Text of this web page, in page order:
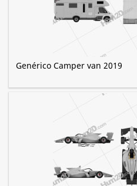
Genérico Camper van 2019